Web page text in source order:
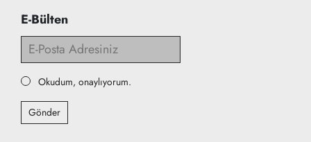
E-Bülten
Okudum, onaylıyorum.
Gönder